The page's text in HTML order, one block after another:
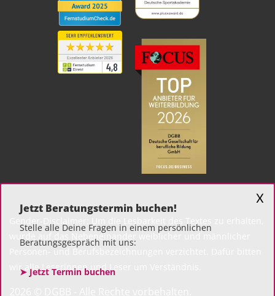
X
Jetzt Beratungstermin buchen!
Stelle alle Deine Fragen in einem persönlichen
Beratungsgespräch mit uns:
➤ Jetzt Termin buchen
wurde auf das Nebeneinander weiblicher und männlicher
Personen- und Berufsbezeichnungen verzichtet. Dafür bitten
wir alle Leserinnen und Leser um Verständnis.